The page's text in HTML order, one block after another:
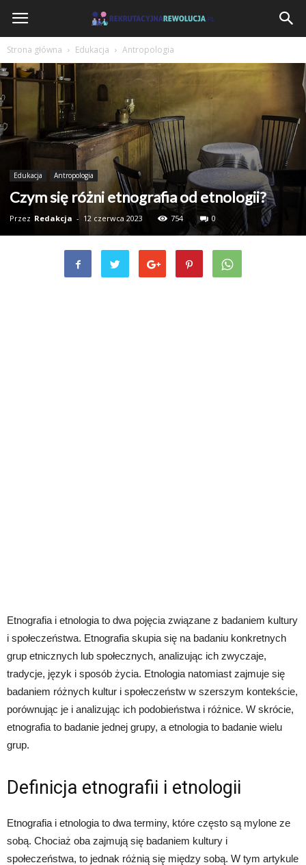
RekrutacyjnaRewolucja.pl
Strona główna Edukacja Antropologia
Edukacja Antropologia
Czym się różni etnografia od etnologii?
Przez Redakcja - 12 czerwca 2023 754 0
Etnografia i etnologia to dwa pojęcia związane z badaniem kultury
i społeczeństwa. Etnografia skupia się na badaniu konkretnych
grup etnicznych lub społecznych, analizując ich zwyczaje,
tradycje, język i sposób życia. Etnologia natomiast zajmuje się
badaniem różnych kultur i społeczeństw w szerszym kontekście,
porównując je i analizując ich podobieństwa i różnice. W skrócie,
etnografia to badanie jednej grupy, a etnologia to badanie wielu
grup.
Definicja etnografii i etnologii
Etnografia i etnologia to dwa terminy, które często są mylone ze
sobą. Chociaż oba zajmują się badaniem kultury i
społeczeństwa, to jednak różnią się między sobą. W tym artykule